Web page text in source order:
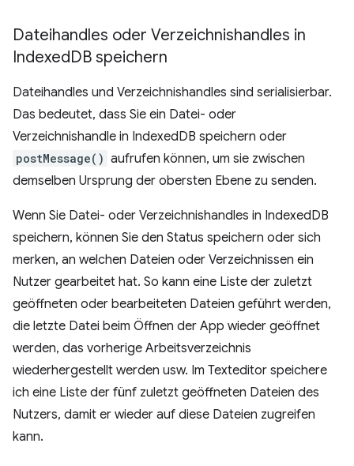
Dateihandles oder Verzeichnishandles in
IndexedDB speichern
Dateihandles und Verzeichnishandles sind serialisierbar.
Das bedeutet, dass Sie ein Datei- oder
Verzeichnishandle in IndexedDB speichern oder
postMessage() aufrufen können, um sie zwischen
demselben Ursprung der obersten Ebene zu senden.
Wenn Sie Datei- oder Verzeichnishandles in IndexedDB
speichern, können Sie den Status speichern oder sich
merken, an welchen Dateien oder Verzeichnissen ein
Nutzer gearbeitet hat. So kann eine Liste der zuletzt
geöffneten oder bearbeiteten Dateien geführt werden,
die letzte Datei beim Öffnen der App wieder geöffnet
werden, das vorherige Arbeitsverzeichnis
wiederhergestellt werden usw. Im Texteditor speichere
ich eine Liste der fünf zuletzt geöffneten Dateien des
Nutzers, damit er wieder auf diese Dateien zugreifen
kann.